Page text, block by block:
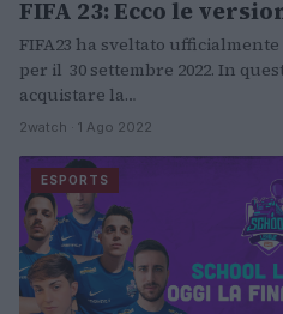
FIFA 23: Ecco le
FIFA23 ha sveltato
per il 30 settembre 2022. In
acquistare la…
2watch · 1 Ago 2022
ESPORTS